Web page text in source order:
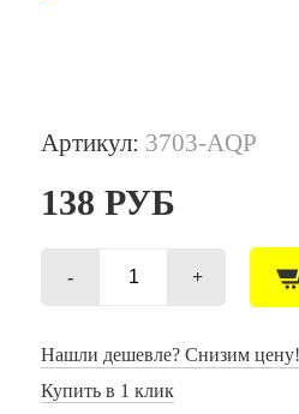
Артикул: 3703-AQP
138 РУБ
Количество
грима
для
лица
- +
Нашли дешевле? Снизим цену!
Купить в 1 клик